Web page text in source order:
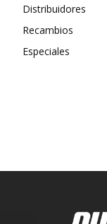
Distribuidores
Recambios
Especiales